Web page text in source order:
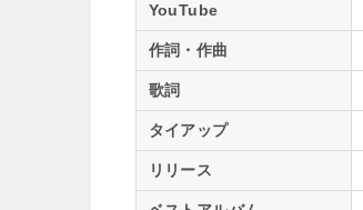
YouTube
作詞・作曲
歌詞
タイアップ
リリース